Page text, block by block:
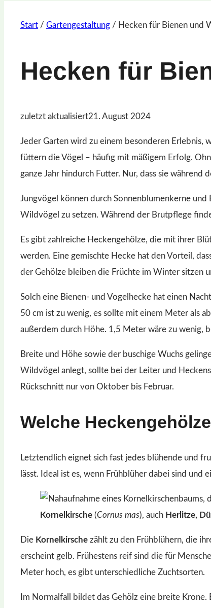
Start / Gartengestaltung / Hecken für Bienen und
Hecken für
zuletzt aktualisiert21. August 2024
Jeder Garten wird zu einem besonderen Erlebnis,
füttern die Vögel – häufig mit mäßigem Erfolg.
ganze Jahr hindurch Futter. Nur, dass sie
Jungvögel können durch Sonnenblumenkerne und
Wildvögel zu setzen. Während der Brutpflege
Es gibt zahlreiche Heckengehölze, die mit ihrer
werden. Eine gemischte Hecke hat den Vorteil,
der Gehölze bleiben die Früchte im Winter sitzen
Solch eine Bienen- und Vogelhecke hat einen
50 cm ist zu wenig, es sollte mit einem Meter als
außerdem durch Höhe. 1,5 Meter wäre zu wenig,
Breite und Höhe sowie der buschige Wuchs
Wildvögel anlegt, sollte bei der Leiter und
Rückschnitt nur von Oktober bis Februar.
Welche
Letztendlich eignet sich fast jedes blühende und
lässt. Ideal ist es, wenn Frühblüher dabei sind
Kornelkirsche(Cornus mas), auch Herlitze,
Die Kornelkirsche zählt zu den Frühblühern, die
erscheint gelb. Frühestens reif sind die für
Meter hoch, es gibt unterschiedliche Zuchtsorten.
Im Normalfall bildet das Gehölz eine breite